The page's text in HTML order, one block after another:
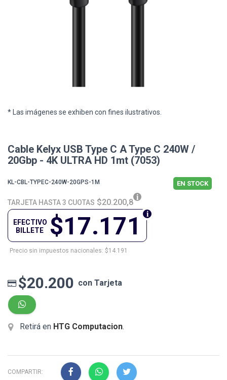
* Las imágenes se exhiben con fines ilustrativos.
Cable Kelyx USB Type C A Type C 240W /
20Gbp - 4K ULTRA HD 1mt (7053)
KL-CBL-TYPEC-240W-20GPS-1M EN STOCK
TARJETA HASTA 3 CUOTAS $20.200,8
$17.171
EFECTIVO
BILLETE
Precio sin impuestos nacionales: $14.191
$20.200 con Tarjeta
Retirá en HTG Computacion.
COMPARTIR: